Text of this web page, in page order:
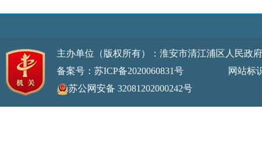
主办单位（版权所有）：淮安市清江浦区人民
备案号：苏ICP备2020060831号
网站标识码
苏公网安备 32081202000242号